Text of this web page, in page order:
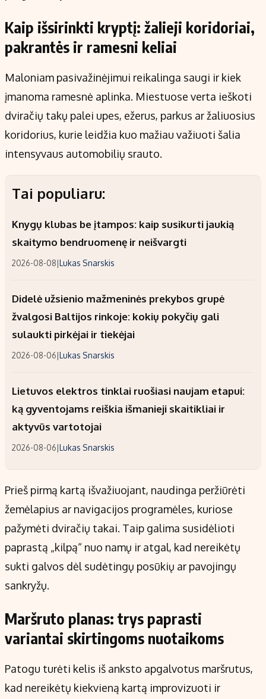
Kaip išsirinkti kryptį: žalieji koridoriai,
pakrantės ir ramesni keliai
Maloniam pasivažinėjimui reikalinga saugi ir kiek
įmanoma ramesnė aplinka. Miestuose verta ieškoti
dviračių takų palei upes, ežerus, parkus ar žaliuosius
koridorius, kurie leidžia kuo mažiau važiuoti šalia
intensyvaus automobilių srauto.
Tai populiaru:
Knygų klubas be įtampos: kaip susikurti jaukią
skaitymo bendruomenę ir neišvargti
2026-08-08|Lukas Snarskis
Didelė užsienio mažmeninės prekybos grupė
žvalgosi Baltijos rinkoje: kokių pokyčių gali
sulaukti pirkėjai ir tiekėjai
2026-08-06|Lukas Snarskis
Lietuvos elektros tinklai ruošiasi naujam etapui:
ką gyventojams reiškia išmanieji skaitikliai ir
aktyvūs vartotojai
2026-08-06|Lukas Snarskis
Prieš pirmą kartą išvažiuojant, naudinga peržiūrėti
žemėlapius ar navigacijos programėles, kuriose
pažymėti dviračių takai. Taip galima susidėlioti
paprastą „kilpą“ nuo namų ir atgal, kad nereikėtų
sukti galvos dėl sudėtingų posūkių ar pavojingų
sankryžų.
Maršruto planas: trys paprasti
variantai skirtingoms nuotaikoms
Patogu turėti kelis iš anksto apgalvotus maršrutus,
kad nereikėtų kiekvieną kartą improvizuoti ir